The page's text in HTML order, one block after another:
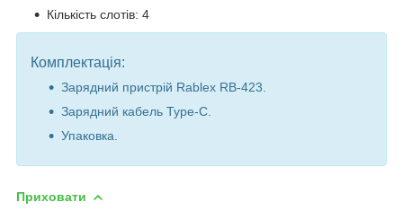
Кількість слотів: 4
Комплектація:
Зарядний пристрій Rablex RB-423.
Зарядний кабель Type-C.
Упаковка.
Приховати